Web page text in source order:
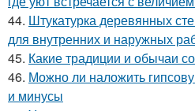
44. Штукатурка деревянных
для внутренних и наружных
45. Какие традиции и обычаи
46. Можно ли наложить
и минусы